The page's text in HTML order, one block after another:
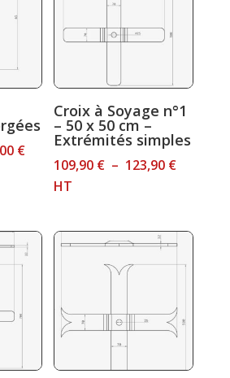
€Plage
prix :
à
144,00 €
Croix à Soyage n°1
– 50 x 50 cm –
Extrémités simples
109,90 € – 123,90 €Plage
109,90 €
à
123,90 €
HT